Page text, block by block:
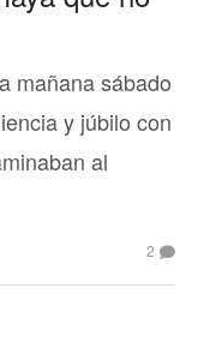
mañana sábado
y júbilo con
al
2